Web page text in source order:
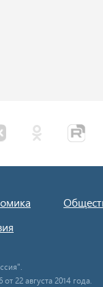
22 августа 2014 года.